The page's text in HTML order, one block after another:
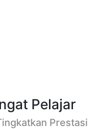
Pelajar
Prestasi